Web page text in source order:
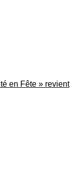
en Fête » revient